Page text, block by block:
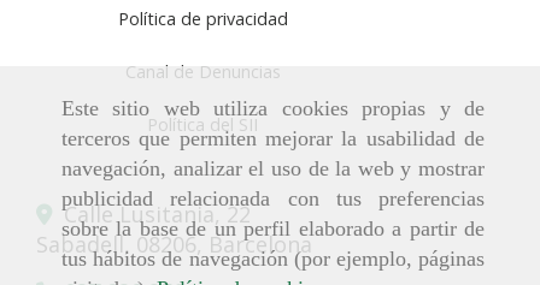
Este sitio web utiliza cookies propias y de
terceros que permiten mejorar la usabilidad de
navegación, analizar el uso de la web y mostrar
publicidad relacionada con tus preferencias
sobre la base de un perfil elaborado a partir de
tus hábitos de navegación (por ejemplo, páginas
Política de privacidad
Canal de Denuncias
Política del SII
Calle Lusitania, 22
Sabadell, 08206, Barcelona